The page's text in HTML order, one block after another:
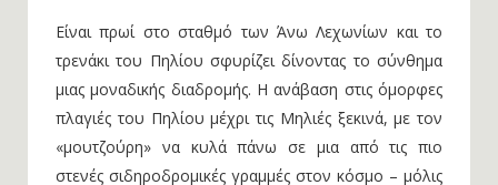
Είναι πρωί στο σταθμό των Άνω Λεχωνίων και το
τρενάκι του Πηλίου σφυρίζει δίνοντας το σύνθημα
μιας μοναδικής διαδρομής. Η ανάβαση στις όμορφες
πλαγιές του Πηλίου μέχρι τις Μηλιές ξεκινά, με τον
«μουτζούρη» να κυλά πάνω σε μια από τις πιο